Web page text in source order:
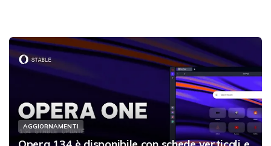
AGGIORNAMENTI